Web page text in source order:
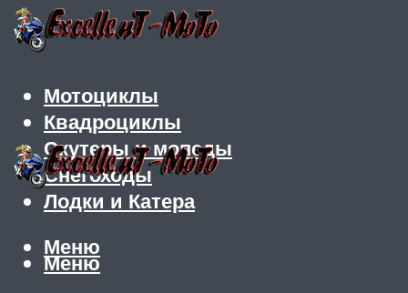
Мотоциклы
Квадроциклы
Скутеры и мопеды
Снегоходы
Лодки и Катера
Меню
Меню